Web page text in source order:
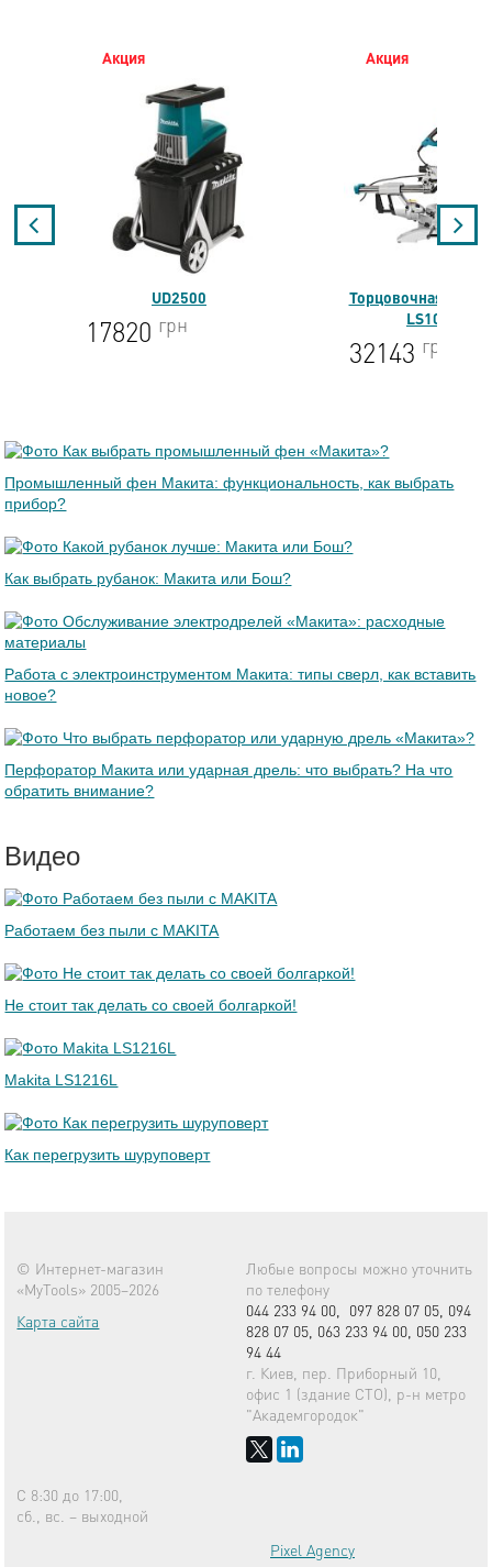
Акция
Торцовочная пила MAKITA
LS1018LN
32143 грн
Акция
UC4020A
9368грн
Промышленный фен Макита: функциональность, как выбрать
прибор?
Как выбрать рубанок: Макита или Бош?
Работа с электроинструментом Макита: типы сверл, как вставить
новое?
Перфоратор Макита или ударная дрель: что выбрать? На что
обратить внимание?
Видео
Работаем без пыли с MAKITA
Не стоит так делать со своей болгаркой!
Makita LS1216L
Как перегрузить шуруповерт
© Интернет-магазин
«MyTools» 2005–2026
Карта сайта
Любые вопросы можно уточнить
по телефону
044 233 94 00,
097 828 07 05, 094
828 07 05, 063 233 94 00, 050 233
94 44
г. Киев, пер. Приборный 10,
офис 1 (здание СТО), р-н метро
"Академгородок"
С 8:30 до 17:00,
сб., вс. – выходной
Pixel Agency